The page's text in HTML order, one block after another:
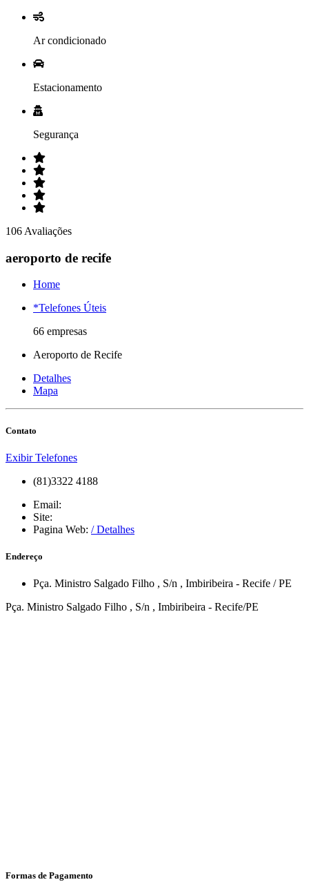
Ar condicionado
Estacionamento
Segurança
106 Avaliações
aeroporto de recife
Home
*Telefones Úteis
66 empresas
Aeroporto de Recife
Detalhes
Mapa
Contato
Exibir Telefones
(81)3322 4188
Email:
Site:
Pagina Web: / Detalhes
Endereço
Pça. Ministro Salgado Filho , S/n , Imbiribeira - Recife /PE
Pça. Ministro Salgado Filho , S/n , Imbiribeira - Recife/PE
Formas de Pagamento